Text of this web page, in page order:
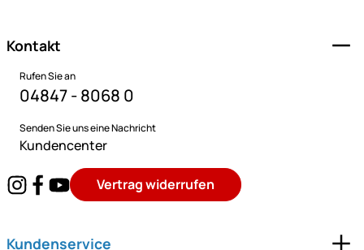
Kontakt
Rufen Sie an
04847 - 8068 0
Senden Sie uns eine Nachricht
Kundencenter
Vertrag widerrufen
Kundenservice